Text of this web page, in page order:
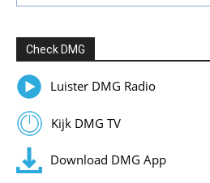
Check DMG
Luister DMG Radio
Kijk DMG TV
Download DMG App